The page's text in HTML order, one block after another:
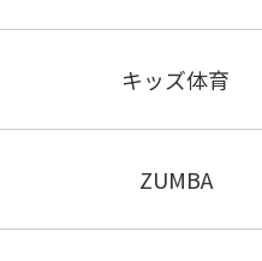
キッズ体育
ZUMBA